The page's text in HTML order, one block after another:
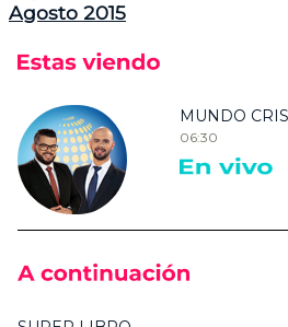
Agosto 2015